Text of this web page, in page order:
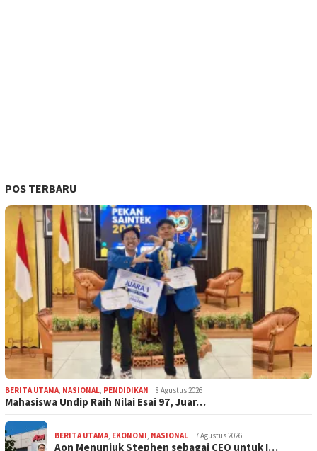
POS TERBARU
BERITA UTAMA, NASIONAL, PENDIDIKAN 8 Agustus 2026
Mahasiswa Undip Raih Nilai Esai 97, Juar…
BERITA UTAMA, EKONOMI, NASIONAL 7 Agustus 2026
Aon Menunjuk Stephen sebagai CEO untuk I…